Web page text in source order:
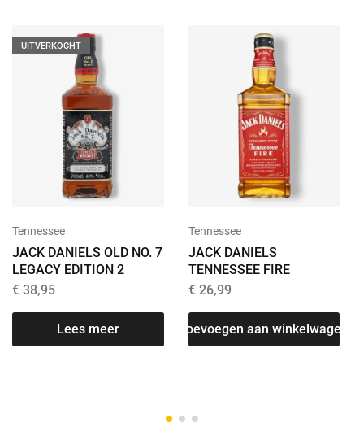
UITVERKOCHT
Tennessee
JACK DANIELS OLD NO. 7
LEGACY EDITION 2
€ 38,95
Lees meer
Tennessee
JACK DANIELS
TENNESSEE FIRE
€26,99
Toevoegen aan winkelwagen